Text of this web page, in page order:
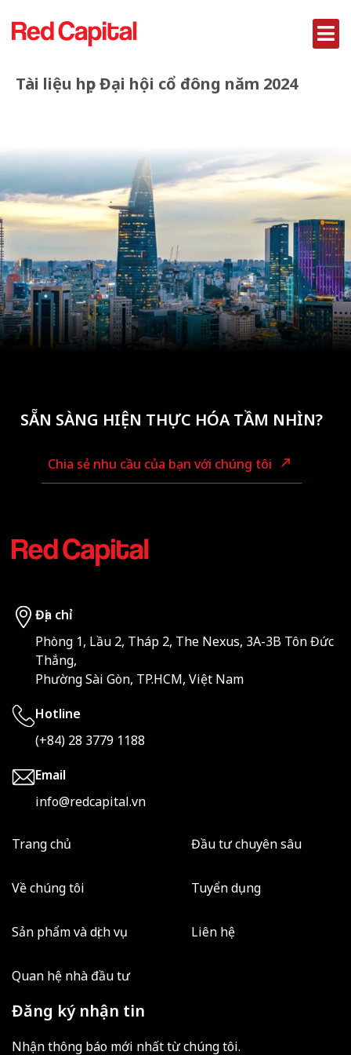
Tài liệu họp Đại hội cổ đông năm 2024
SẴN SÀNG HIỆN THỰC HÓA TẦM NHÌN?
Chia sẻ nhu cầu của bạn với chúng tôi
Địa chỉ
Phòng 1, Lầu 2, Tháp 2, The Nexus, 3A-3B Tôn Đức
Thắng,
Phường Sài Gòn, TP.HCM, Việt Nam
Hotline
(+84) 28 3779 1188
Email
info@redcapital.vn
Trang chủ
Về chúng tôi
Sản phẩm và dịch vụ
Quan hệ nhà đầu tư
Đầu tư chuyên sâu
Tuyển dụng
Liên hệ
Đăng ký nhận tin
Nhận thông báo mới nhất từ chúng tôi.